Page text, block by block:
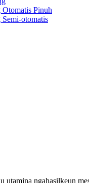
Pinuh
otomatis
ngahasilkeun